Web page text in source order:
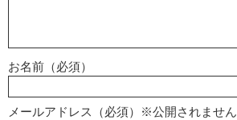
お名前（必須）
メールアドレス（必須）※公開されません